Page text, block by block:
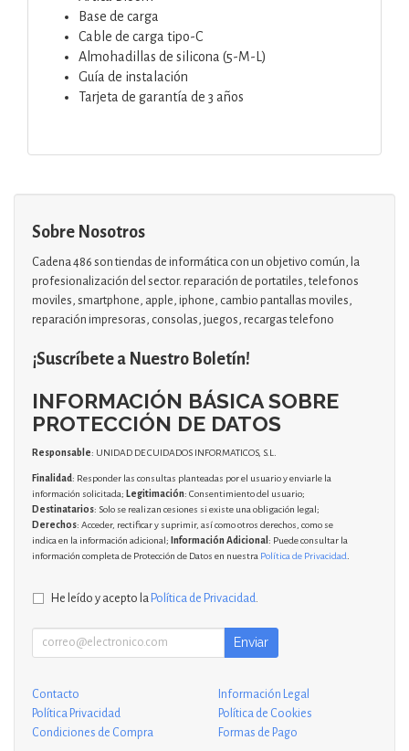
Base de carga
Cable de carga tipo-C
Almohadillas de silicona (5-M-L)
Guía de instalación
Tarjeta de garantía de 3 años
Sobre Nosotros
Cadena 486 son tiendas de informática con un objetivo común, la
profesionalización del sector. reparación de portatiles, telefonos
moviles, smartphone, apple, iphone, cambio pantallas moviles,
reparación impresoras, consolas, juegos, recargas telefono
¡Suscríbete a Nuestro Boletín!
INFORMACIÓN BÁSICA SOBRE
PROTECCIÓN DE DATOS
Responsable: UNIDAD DE CUIDADOS INFORMATICOS, S.L.
Finalidad: Responder las consultas planteadas por el usuario y enviarle la
información solicitada; Legitimación: Consentimiento del usuario;
Destinatarios: Solo se realizan cesiones si existe una obligación legal;
Derechos: Acceder, rectificar y suprimir, así como otros derechos, como se
indica en la información adicional; Información Adicional : Puede consultar la
información completa de Protección de Datos en nuestra Política de Privacidad
He leído y acepto la Política de Privacidad
Enviar
Contacto
Información Legal
Política Privacidad
Política de Cookies
Condiciones de Compra
Formas de Pago